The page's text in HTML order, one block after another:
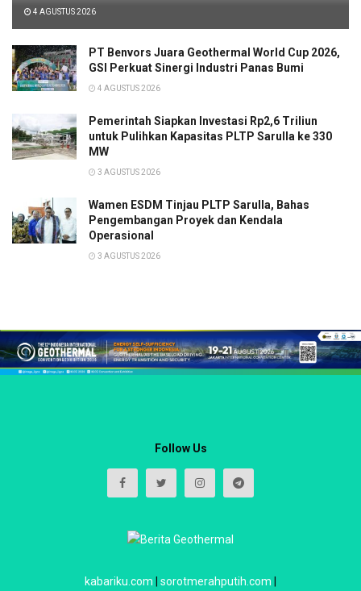
4 AGUSTUS 2026
PT Benvors Juara Geothermal World Cup 2026,
GSI Perkuat Sinergi Industri Panas Bumi
4 AGUSTUS 2026
Pemerintah Siapkan Investasi Rp2,6 Triliun
untuk Pulihkan Kapasitas PLTP Sarulla ke 330
MW
3 AGUSTUS 2026
Wamen ESDM Tinjau PLTP Sarulla, Bahas
Pengembangan Proyek dan Kendala
Operasional
3 AGUSTUS 2026
Follow Us
kabariku.com sorotmerahputih.com